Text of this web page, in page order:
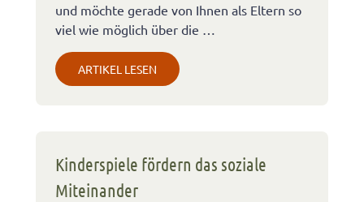
und möchte gerade von Ihnen als Eltern so
viel wie möglich über die …
ARTIKEL LESEN
Kinderspiele fördern das soziale
Miteinander